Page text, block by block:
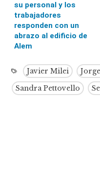
su personal y los
trabajadores
responden con un
abrazo al edificio de
Alem
Javier Milei
Sandra Pettovello